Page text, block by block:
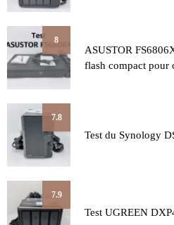
8
ASUSTOR
flash compact pour
7.8
Test du Synology
7.9
Test UGREEN